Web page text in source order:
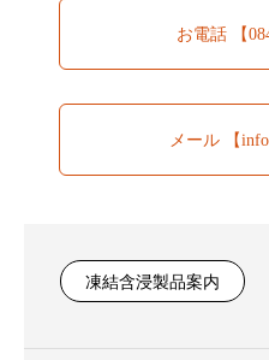
お電話 【
メール 【
凍結含浸製品案内